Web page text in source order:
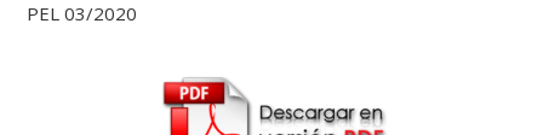
PEL 03/2020